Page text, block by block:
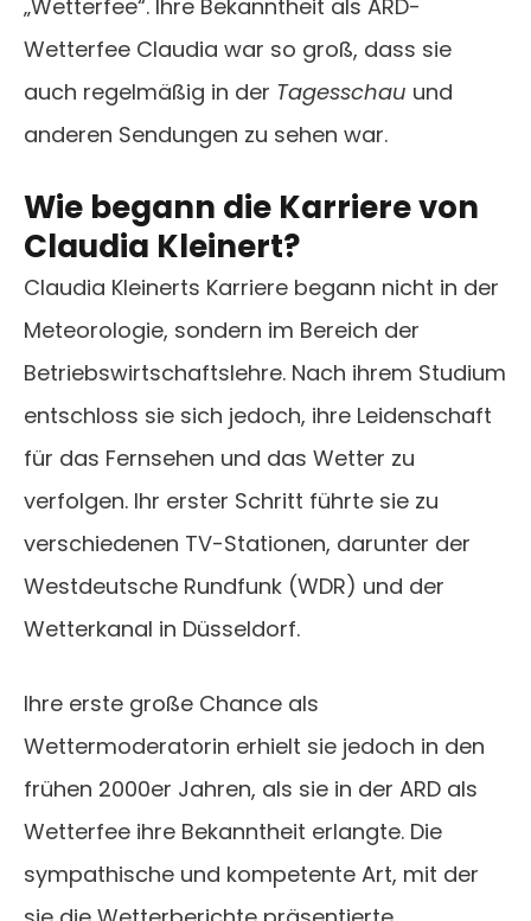
„Wetterfee“. Ihre Bekanntheit als ARD-
Wetterfee Claudia war so groß, dass sie
auch regelmäßig in der Tagesschau und
anderen Sendungen zu sehen war.
Wie begann die Karriere von
Claudia Kleinert?
Claudia Kleinerts Karriere begann nicht in der
Meteorologie, sondern im Bereich der
Betriebswirtschaftslehre. Nach ihrem Studium
entschloss sie sich jedoch, ihre Leidenschaft
für das Fernsehen und das Wetter zu
verfolgen. Ihr erster Schritt führte sie zu
verschiedenen TV-Stationen, darunter der
Westdeutsche Rundfunk (WDR) und der
Wetterkanal in Düsseldorf.
Ihre erste große Chance als
Wettermoderatorin erhielt sie jedoch in den
frühen 2000er Jahren, als sie in der ARD als
Wetterfee ihre Bekanntheit erlangte. Die
sympathische und kompetente Art, mit der